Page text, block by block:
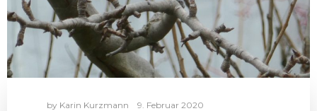
by Karin Kurzmann 9. Februar 2020